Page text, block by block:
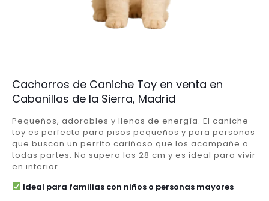
Cachorros de Caniche Toy en venta en
Cabanillas de la Sierra, Madrid
Pequeños, adorables y llenos de energía. El caniche
toy es perfecto para pisos pequeños y para personas
que buscan un perrito cariñoso que los acompañe a
todas partes. No supera los 28 cm y es ideal para vivir
en interior.
Ideal para familias con niños o personas mayores